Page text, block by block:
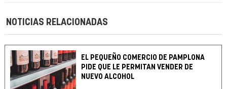
NOTICIAS RELACIONADAS
EL PEQUEÑO COMERCIO DE PAMPLONA
PIDE QUE LE PERMITAN VENDER DE
NUEVO ALCOHOL